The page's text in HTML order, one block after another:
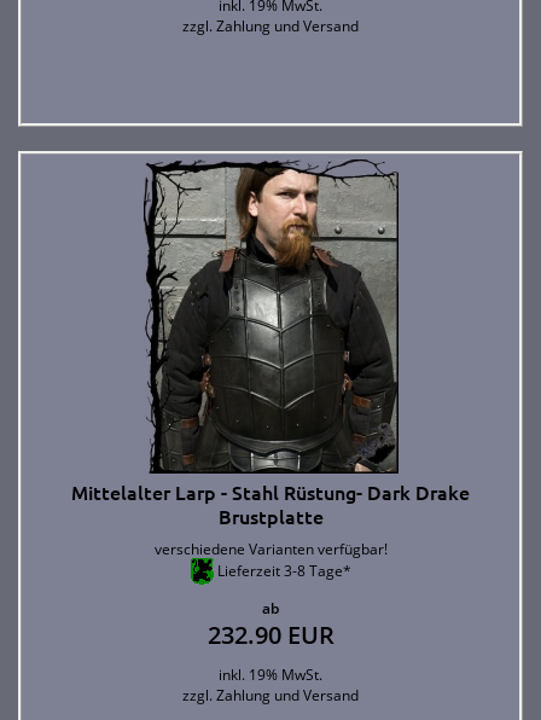
inkl. 19% MwSt.
zzgl.Zahlung und Versand
Mittelalter Larp - Stahl Rüstung- Dark Drake
Brustplatte
verschiedene Varianten verfügbar!
Lieferzeit 3-8 Tage*
ab
232.90 EUR
inkl. 19% MwSt.
zzgl.Zahlung und Versand